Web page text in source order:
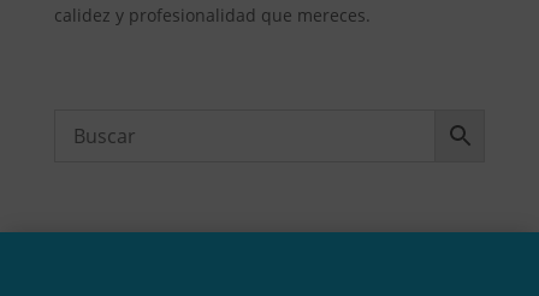
calidez y profesionalidad que mereces.